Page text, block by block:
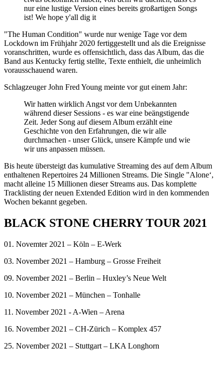
nur eine lustige Version eines bereits großartigen Songs
ist! We hope y'all dig it
"The Human Condition" wurde nur wenige Tage vor dem
Lockdown im Frühjahr 2020 fertiggestellt und als die Ereignisse
voranschritten, wurde es offensichtlich, dass das Album, das die
Band aus Kentucky fertig stellte, Texte enthielt, die unheimlich
vorausschauend waren.
Schlagzeuger John Fred Young meinte vor gut einem Jahr:
Wir hatten wirklich Angst vor dem Unbekannten
während dieser Sessions - es war eine beängstigende
Zeit. Jeder Song auf diesem Album erzählt eine
Geschichte von den Erfahrungen, die wir alle
durchmachen - unser Glück, unsere Kämpfe und wie
wir uns anpassen müssen.
Bis heute übersteigt das kumulative Streaming des auf dem Album
enthaltenen Repertoires 24 Millionen Streams. Die Single "Alone‘,
macht alleine 15 Millionen dieser Streams aus. Das komplette
Tracklisting der neuen Extended Edition wird in den kommenden
Wochen bekannt gegeben.
BLACK STONE CHERRY TOUR 2021
01. Novemter 2021 – Köln – E-Werk
03. November 2021 – Hamburg – Grosse Freiheit
09. November 2021 – Berlin – Huxley’s Neue Welt
10. November 2021 – München – Tonhalle
11. November 2021 - A-Wien – Arena
16. November 2021 – CH-Zürich – Komplex 457
25. November 2021 – Stuttgart – LKA Longhorn